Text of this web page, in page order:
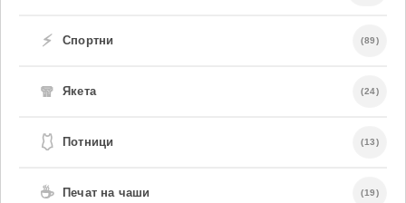
⚡ Спортни (89)
🧣 Якета (24)
🩱 Потници (13)
☕ Печат на чаши (19)